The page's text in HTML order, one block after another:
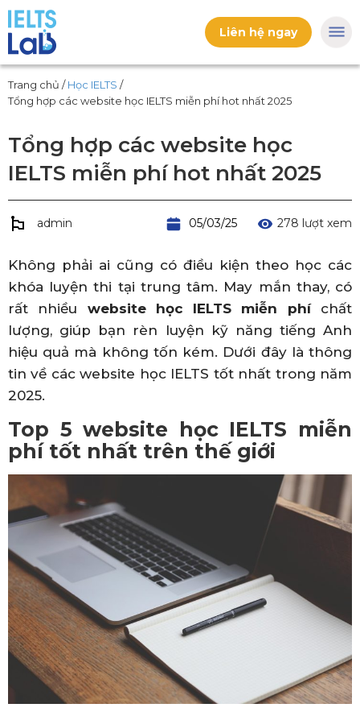
Liên hệ ngay
Trang chủ /Học IELTS /
Tổng hợp các website học IELTS miễn phí hot nhất 2025
Tổng hợp các website học
IELTS miễn phí hot nhất 2025
admin 278 lượt xem
05/03/25
Không phải ai cũng có điều kiện theo học các
khóa luyện thi tại trung tâm. May mắn thay, có
rất nhiều website học IELTS miễn phíchất
lượng, giúp bạn rèn luyện kỹ năng tiếng Anh
hiệu quả mà không tốn kém. Dưới đây là thông
tin về các website học IELTS tốt nhất trong năm
2025.
Top 5 website học IELTS miễn
phí tốt nhất trên thế giới